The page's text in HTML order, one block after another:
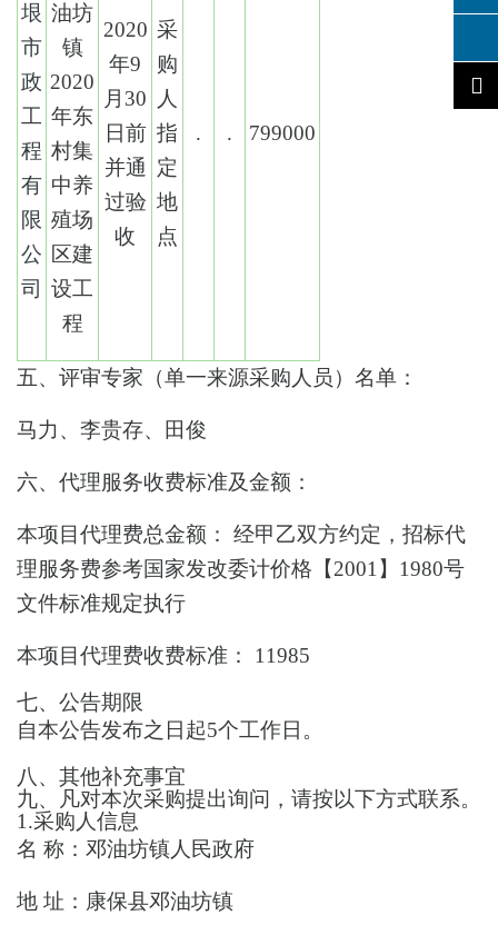
垠
市
政
工
程
有
限
公
司
油坊
镇
2020
年东
村集
中养
殖场
区建
设工
程
2020
年9
月30
日前
并通
过验
收
采
购
人
指
定
地
点
. . 799000
五、评审专家（单一来源采购人员）名单：
马力、李贵存、田俊
六、代理服务收费标准及金额：
本项目代理费总金额：
经甲乙双方约定，招标代
理服务费参考国家发改委计价格【2001】1980号
文件标准规定执行
本项目代理费收费标准：
11985
七、公告期限
自本公告发布之日起5个工作日。
八、其他补充事宜
九、凡对本次采购提出询问，请按以下方式联系。
1.采购人信息
名 称： 邓油坊镇人民政府
地 址： 康保县邓油坊镇